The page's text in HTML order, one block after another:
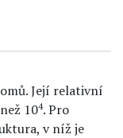
Její relativní
104. Pro
v níž je